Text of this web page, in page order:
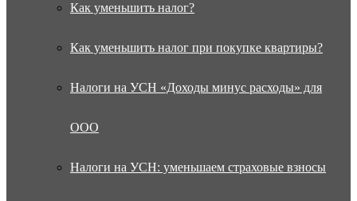
Как уменьшить налог?
Как уменьшить налог при покупке квартиры?
Налоги на УСН «Доходы минус расходы» для
ООО
Налоги на УСН: уменьшаем страховые взносы